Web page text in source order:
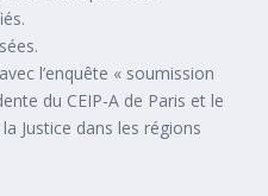
avec l’enquête « soumission
du CEIP-A de Paris et le
Justice dans les régions